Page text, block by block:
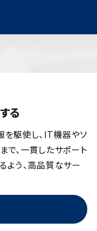
る
駆使し、IT機器やソ
で、一貫したサポート
よう、高品質なサー